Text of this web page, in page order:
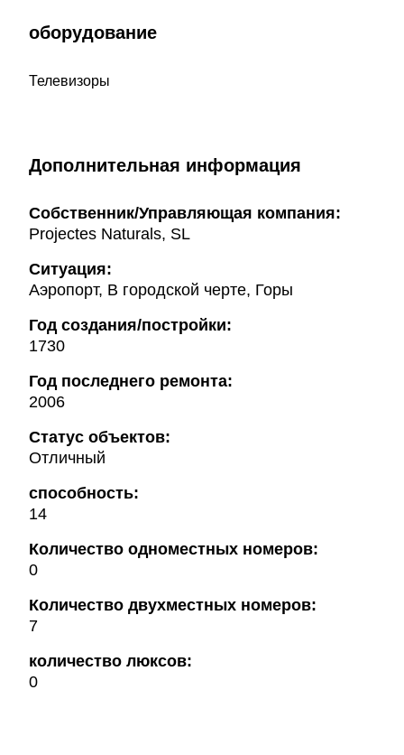
оборудование
Телевизоры
Дополнительная информация
Собственник/Управляющая компания:
Projectes Naturals, SL
Ситуация:
Аэропорт, В городской черте, Горы
Год создания/постройки:
1730
Год последнего ремонта:
2006
Статус объектов:
Отличный
способность:
14
Количество одноместных номеров:
0
Количество двухместных номеров:
7
количество люксов:
0